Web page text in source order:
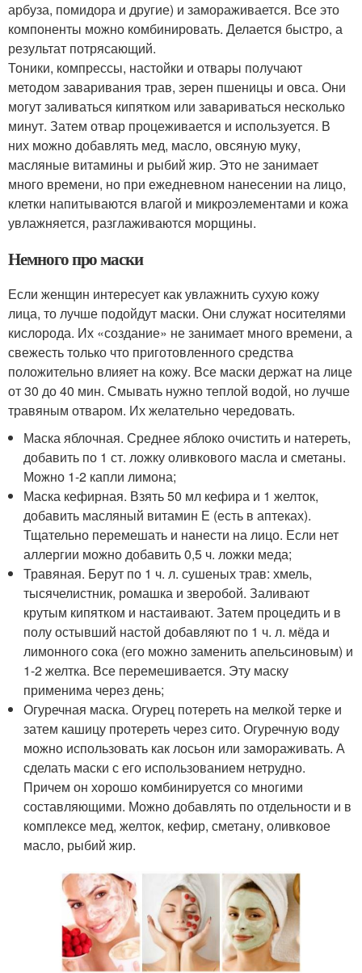
арбуза, помидора и другие) и замораживается. Все это
компоненты можно комбинировать. Делается быстро, а
результат потрясающий.
Тоники, компрессы, настойки и отвары получают
методом заваривания трав, зерен пшеницы и овса. Они
могут заливаться кипятком или завариваться несколько
минут. Затем отвар процеживается и используется. В
них можно добавлять мед, масло, овсяную муку,
масляные витамины и рыбий жир. Это не занимает
много времени, но при ежедневном нанесении на лицо,
клетки напитываются влагой и микроэлементами и кожа
увлажняется, разглаживаются морщины.
Немного про маски
Если женщин интересует как увлажнить сухую кожу
лица, то лучше подойдут маски. Они служат носителями
кислорода. Их «создание» не занимает много времени, а
свежесть только что приготовленного средства
положительно влияет на кожу. Все маски держат на лице
от 30 до 40 мин. Смывать нужно теплой водой, но лучше
травяным отваром. Их желательно чередовать.
Маска яблочная. Среднее яблоко очистить и натереть,
добавить по 1 ст. ложку оливкового масла и сметаны.
Можно 1-2 капли лимона;
Маска кефирная. Взять 50 мл кефира и 1 желток,
добавить масляный витамин Е (есть в аптеках).
Тщательно перемешать и нанести на лицо. Если нет
аллергии можно добавить 0,5 ч. ложки меда;
Травяная. Берут по 1 ч. л. сушеных трав: хмель,
тысячелистник, ромашка и зверобой. Заливают
крутым кипятком и настаивают. Затем процедить и в
полу остывший настой добавляют по 1 ч. л. мёда и
лимонного сока (его можно заменить апельсиновым) и
1-2 желтка. Все перемешивается. Эту маску
применима через день;
Огуречная маска. Огурец потереть на мелкой терке и
затем кашицу протереть через сито. Огуречную воду
можно использовать как лосьон или замораживать. А
сделать маски с его использованием нетрудно.
Причем он хорошо комбинируется со многими
составляющими. Можно добавлять по отдельности и в
комплексе мед, желток, кефир, сметану, оливковое
масло, рыбий жир.